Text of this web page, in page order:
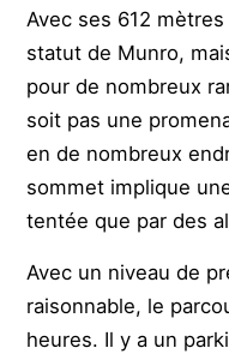
Avec ses 612 mètres
statut de Munro,
pour de nombreux
soit pas une
en de nombreux
sommet implique
tentée que par des
Avec un niveau de
raisonnable, le
heures. Il y a un